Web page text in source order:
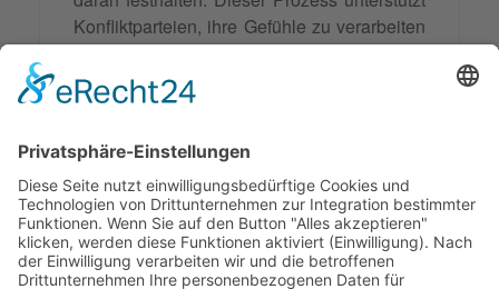
Konfliktparteien, ihre Gefühle zu verarbeiten
und den Weg zur Vergebung zu ebnen. Im
Mediationsverfahren kann das Modell
helfen, ein besseres gegenseitiges
eine positive zukünftige Beziehung zu
richten.